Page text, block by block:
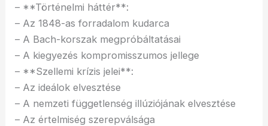
– **Történelmi háttér**:
– Az 1848-as forradalom kudarca
– A Bach-korszak megpróbáltatásai
– A kiegyezés kompromisszumos jellege
– **Szellemi krízis jelei**:
– Az ideálok elvesztése
– A nemzeti függetlenség illúziójának elvesztése
– Az értelmiség szerepválsága